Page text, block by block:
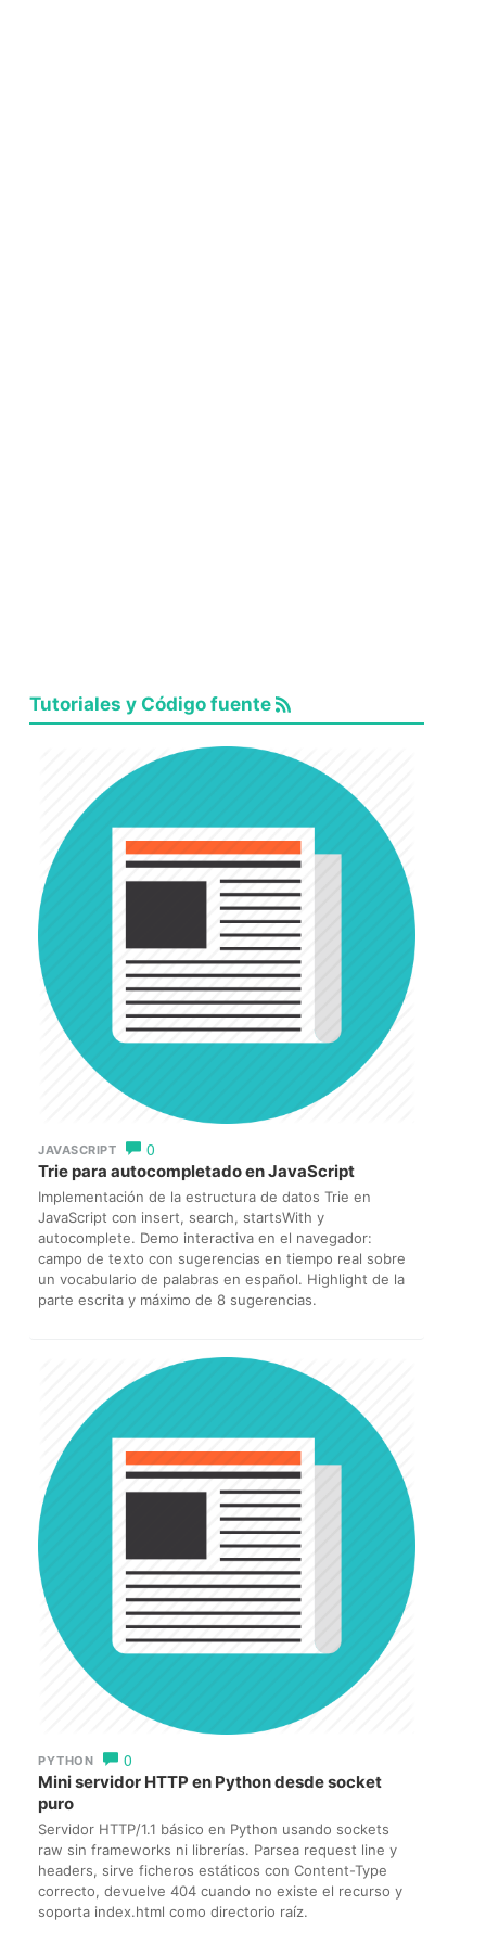
Tutoriales y Código fuente
JAVASCRIPT 0
Trie para autocompletado en JavaScript
Implementación de la estructura de datos Trie en
JavaScript con insert, search, startsWith y
autocomplete. Demo interactiva en el navegador:
campo de texto con sugerencias en tiempo real sobre
un vocabulario de palabras en español. Highlight de la
parte escrita y máximo de 8 sugerencias.
PYTHON 0
Mini servidor HTTP en Python desde socket
puro
Servidor HTTP/1.1 básico en Python usando sockets
raw sin frameworks ni librerías. Parsea request line y
headers, sirve ficheros estáticos con Content-Type
correcto, devuelve 404 cuando no existe el recurso y
soporta index.html como directorio raíz.